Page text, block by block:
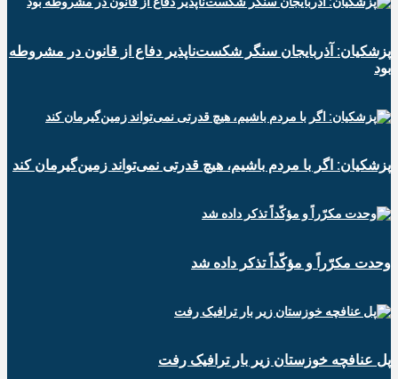
پزشکیان: آذربایجان سنگر شکست‌ناپذیر دفاع از قانون در مشروطه
بود
پزشکیان: اگر با مردم باشیم، هیچ قدرتی نمی‌تواند زمین‌گیرمان کند
وحدت مکرّراً و مؤکّداً تذکر داده شد
پل عنافچه خوزستان زیر بار ترافیک رفت